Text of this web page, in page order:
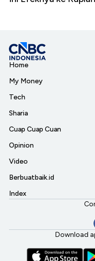
Home
My Money
Tech
Sharia
Cuap Cuap Cuan
Opinion
Video
Berbuatbaik.id
Index
Download